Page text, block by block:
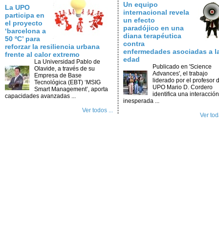
La UPO
participa en
el proyecto
‘barcelona a
50 ºC’ para
reforzar la resiliencia urbana
frente al calor extremo
La Universidad Pablo de
Olavide, a través de su
Empresa de Base
Tecnológica (EBT) ‘MSIG
Smart Management’, aporta
capacidades avanzadas ...
Ver todos ...
Un equipo
internacional revela
un efecto
paradójico en una
diana terapéutica
contra
enfermedades asociadas a
edad
Publicado en 'Science
Advances', el trabajo
liderado por el profesor
UPO Mario D. Cordero
identifica una interacción
inesperada ...
Ver